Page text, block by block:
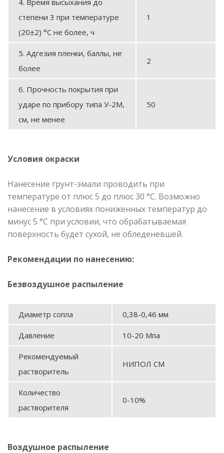
степени 3 при температуре
(20±2) °С не более, ч
1
5. Адгезия пленки, баллы, не
более
2
6. Прочность покрытия при
ударе по прибору типа У-2М,
см, не менее
50
Условия окраски
Нанесение грунт-эмали проводить при
температуре от плюс 5 до плюс 30 °С. Возможно
нанесение в условиях пониженных температур до
минус 5 °С при условии, что обрабатываемая
поверхность будет сухой, не обледеневшей.
Рекомендации по нанесению:
Безвоздушное распыление
Диаметр сопла 0,38-0,46 мм
Давление 10-20 Мпа
Рекомендуемый
растворитель
НИПОЛ СМ
Количество
растворителя
0-10%
Воздушное распыление